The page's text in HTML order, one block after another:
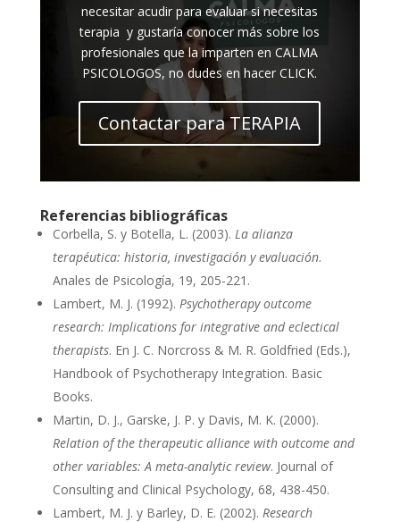
necesitar acudir para evaluar si necesitas
terapia y gustaría conocer más sobre los
profesionales que la imparten en CALMA
PSICOLOGOS, no dudes en hacer CLICK.
Contactar para TERAPIA
Referencias bibliográficas
Corbella, S. y Botella, L. (2003). La alianza
terapéutica: historia, investigación y evaluación.
Anales de Psicología, 19, 205-221.
Lambert, M. J. (1992). Psychotherapy outcome
research: Implications for integrative and eclectical
therapists. En J. C. Norcross & M. R. Goldfried (Eds.),
Handbook of Psychotherapy Integration. Basic
Books.
Martin, D. J., Garske, J. P. y Davis, M. K. (2000).
Relation of the therapeutic alliance with outcome and
other variables: A meta-analytic review. Journal of
Consulting and Clinical Psychology, 68, 438-450.
Lambert, M. J. y Barley, D. E. (2002). Research